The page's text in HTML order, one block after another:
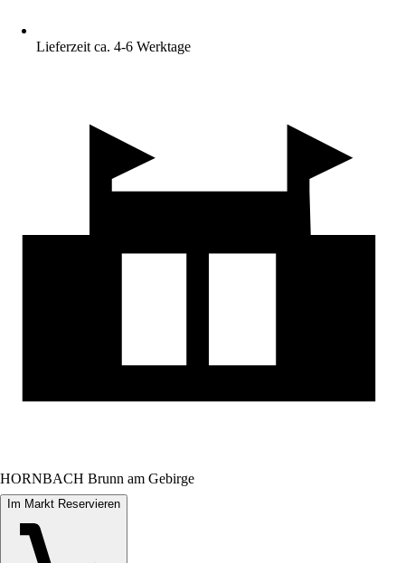
Lieferzeit ca. 4-6 Werktage
HORNBACH Brunn am Gebirge
Im Markt Reservieren